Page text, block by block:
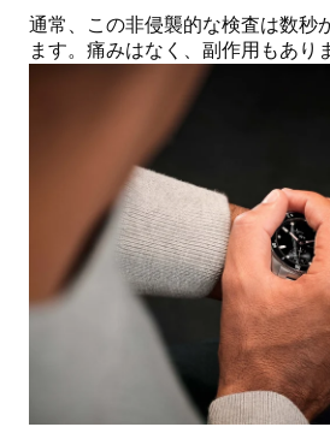
通常、この非侵襲的な検査は数秒
ます。痛みはなく、副作用もあり